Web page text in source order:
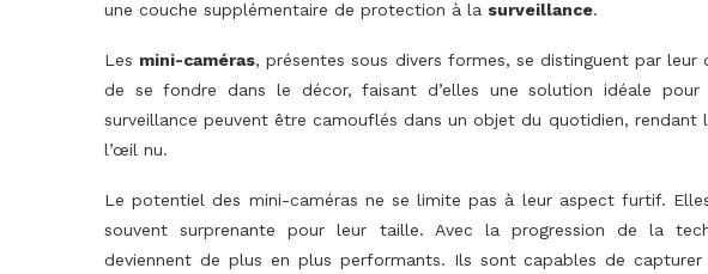
une couche supplémentaire de protection à la surveillance.
Les mini-caméras, présentes sous divers formes, se distinguent par
de se fondre dans le décor, faisant d’elles une solution idéale
surveillance peuvent être camouflés dans un objet du quotidien,
l’œil nu.
Le potentiel des mini-caméras ne se limite pas à leur aspect furtif.
souvent surprenante pour leur taille. Avec la progression de la
deviennent de plus en plus performants. Ils sont capables de